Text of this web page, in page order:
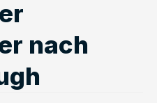
nach